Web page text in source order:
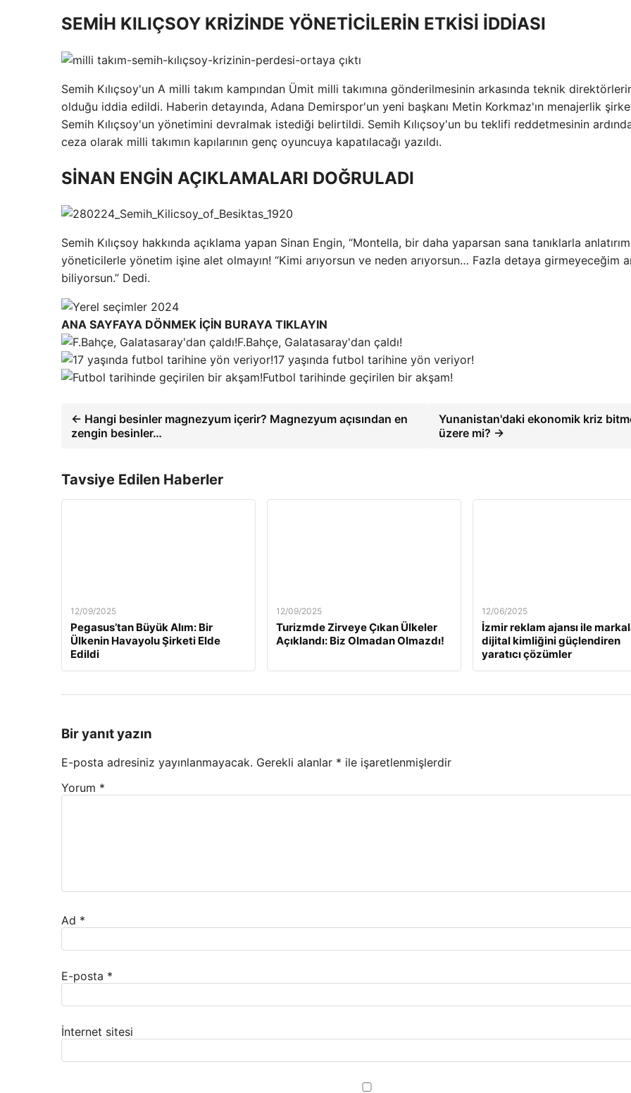
SEMİH KILIÇSOY KRİZİNDE YÖNETİCİLERİN ETKİSİ İDDİASI
Semih Kılıçsoy'un A milli takım kampından Ümit milli takımına gönderilmesinin arkasında teknik
olduğu iddia edildi. Haberin detayında, Adana Demirspor'un yeni başkanı Metin Korkmaz'ın menajerlik
Semih Kılıçsoy'un yönetimini devralmak istediği belirtildi. Semih Kılıçsoy'un bu teklifi reddetmesinin
ceza olarak milli takımın kapılarının genç oyuncuya kapatılacağı yazıldı.
SİNAN ENGİN AÇIKLAMALARI DOĞRULADI
Semih Kılıçsoy hakkında açıklama yapan Sinan Engin, “Montella, bir daha yaparsan sana tanıklarla
yöneticilerle yönetim işine alet olmayın! “Kimi arıyorsun ve neden arıyorsun… Fazla detaya girmeyeceğim
biliyorsun.” Dedi.
ANA SAYFAYA DÖNMEK İÇİN BURAYA TIKLAYIN
F.Bahçe, Galatasaray'dan çaldı!
17 yaşında futbol tarihine yön veriyor!
Futbol tarihinde geçirilen bir akşam!
← Hangi besinler magnezyum içerir? Magnezyum açısından en
zengin besinler…
Yunanistan'daki ekonomik kriz
üzere mi? →
Tavsiye Edilen Haberler
12/09/2025
Pegasus’tan Büyük Alım: Bir
Ülkenin Havayolu Şirketi Elde
Edildi
12/09/2025
Turizmde Zirveye Çıkan Ülkeler
Açıklandı: Biz Olmadan Olmazdı!
12/06/2025
İzmir reklam ajansı ile
dijital kimliğini güçlendiren
yaratıcı çözümler
Bir yanıt yazın
E-posta adresiniz yayınlanmayacak. Gerekli alanlar * ile işaretlenmişlerdir
Yorum *
Ad *
E-posta *
İnternet sitesi